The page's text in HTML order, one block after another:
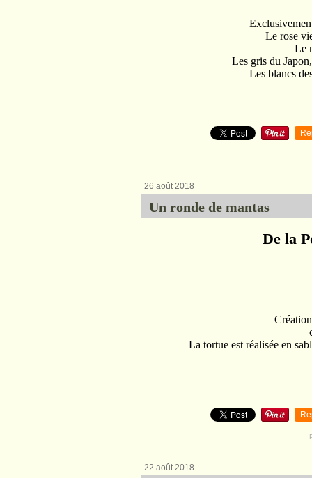
Le rose
Le
Les gris du
Les blancs
26 août 2018
Un ronde de mantas
De la
La tortue est réalisée en
22 août 2018